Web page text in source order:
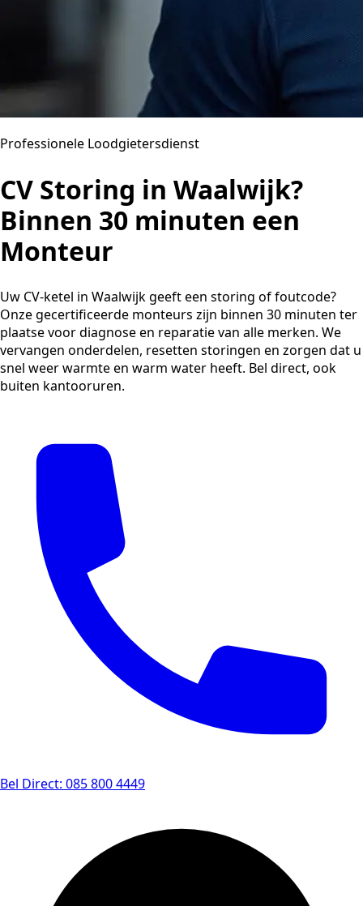
Professionele Loodgietersdienst
CV Storing in Waalwijk?
Binnen 30 minuten een
Monteur
Uw CV-ketel in Waalwijk geeft een storing of foutcode?
Onze gecertificeerde monteurs zijn binnen 30 minuten ter
plaatse voor diagnose en reparatie van alle merken. We
vervangen onderdelen, resetten storingen en zorgen dat u
snel weer warmte en warm water heeft. Bel direct, ook
buiten kantooruren.
Bel Direct: 085 800 4449